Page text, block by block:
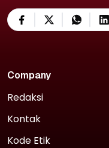
Company
Redaksi
Kontak
Kode Etik